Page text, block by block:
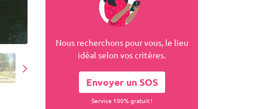
Nous recherchons pour vous, le lieu
idéal selon vos critères.
Envoyer un SOS
Service 100% gratuit !